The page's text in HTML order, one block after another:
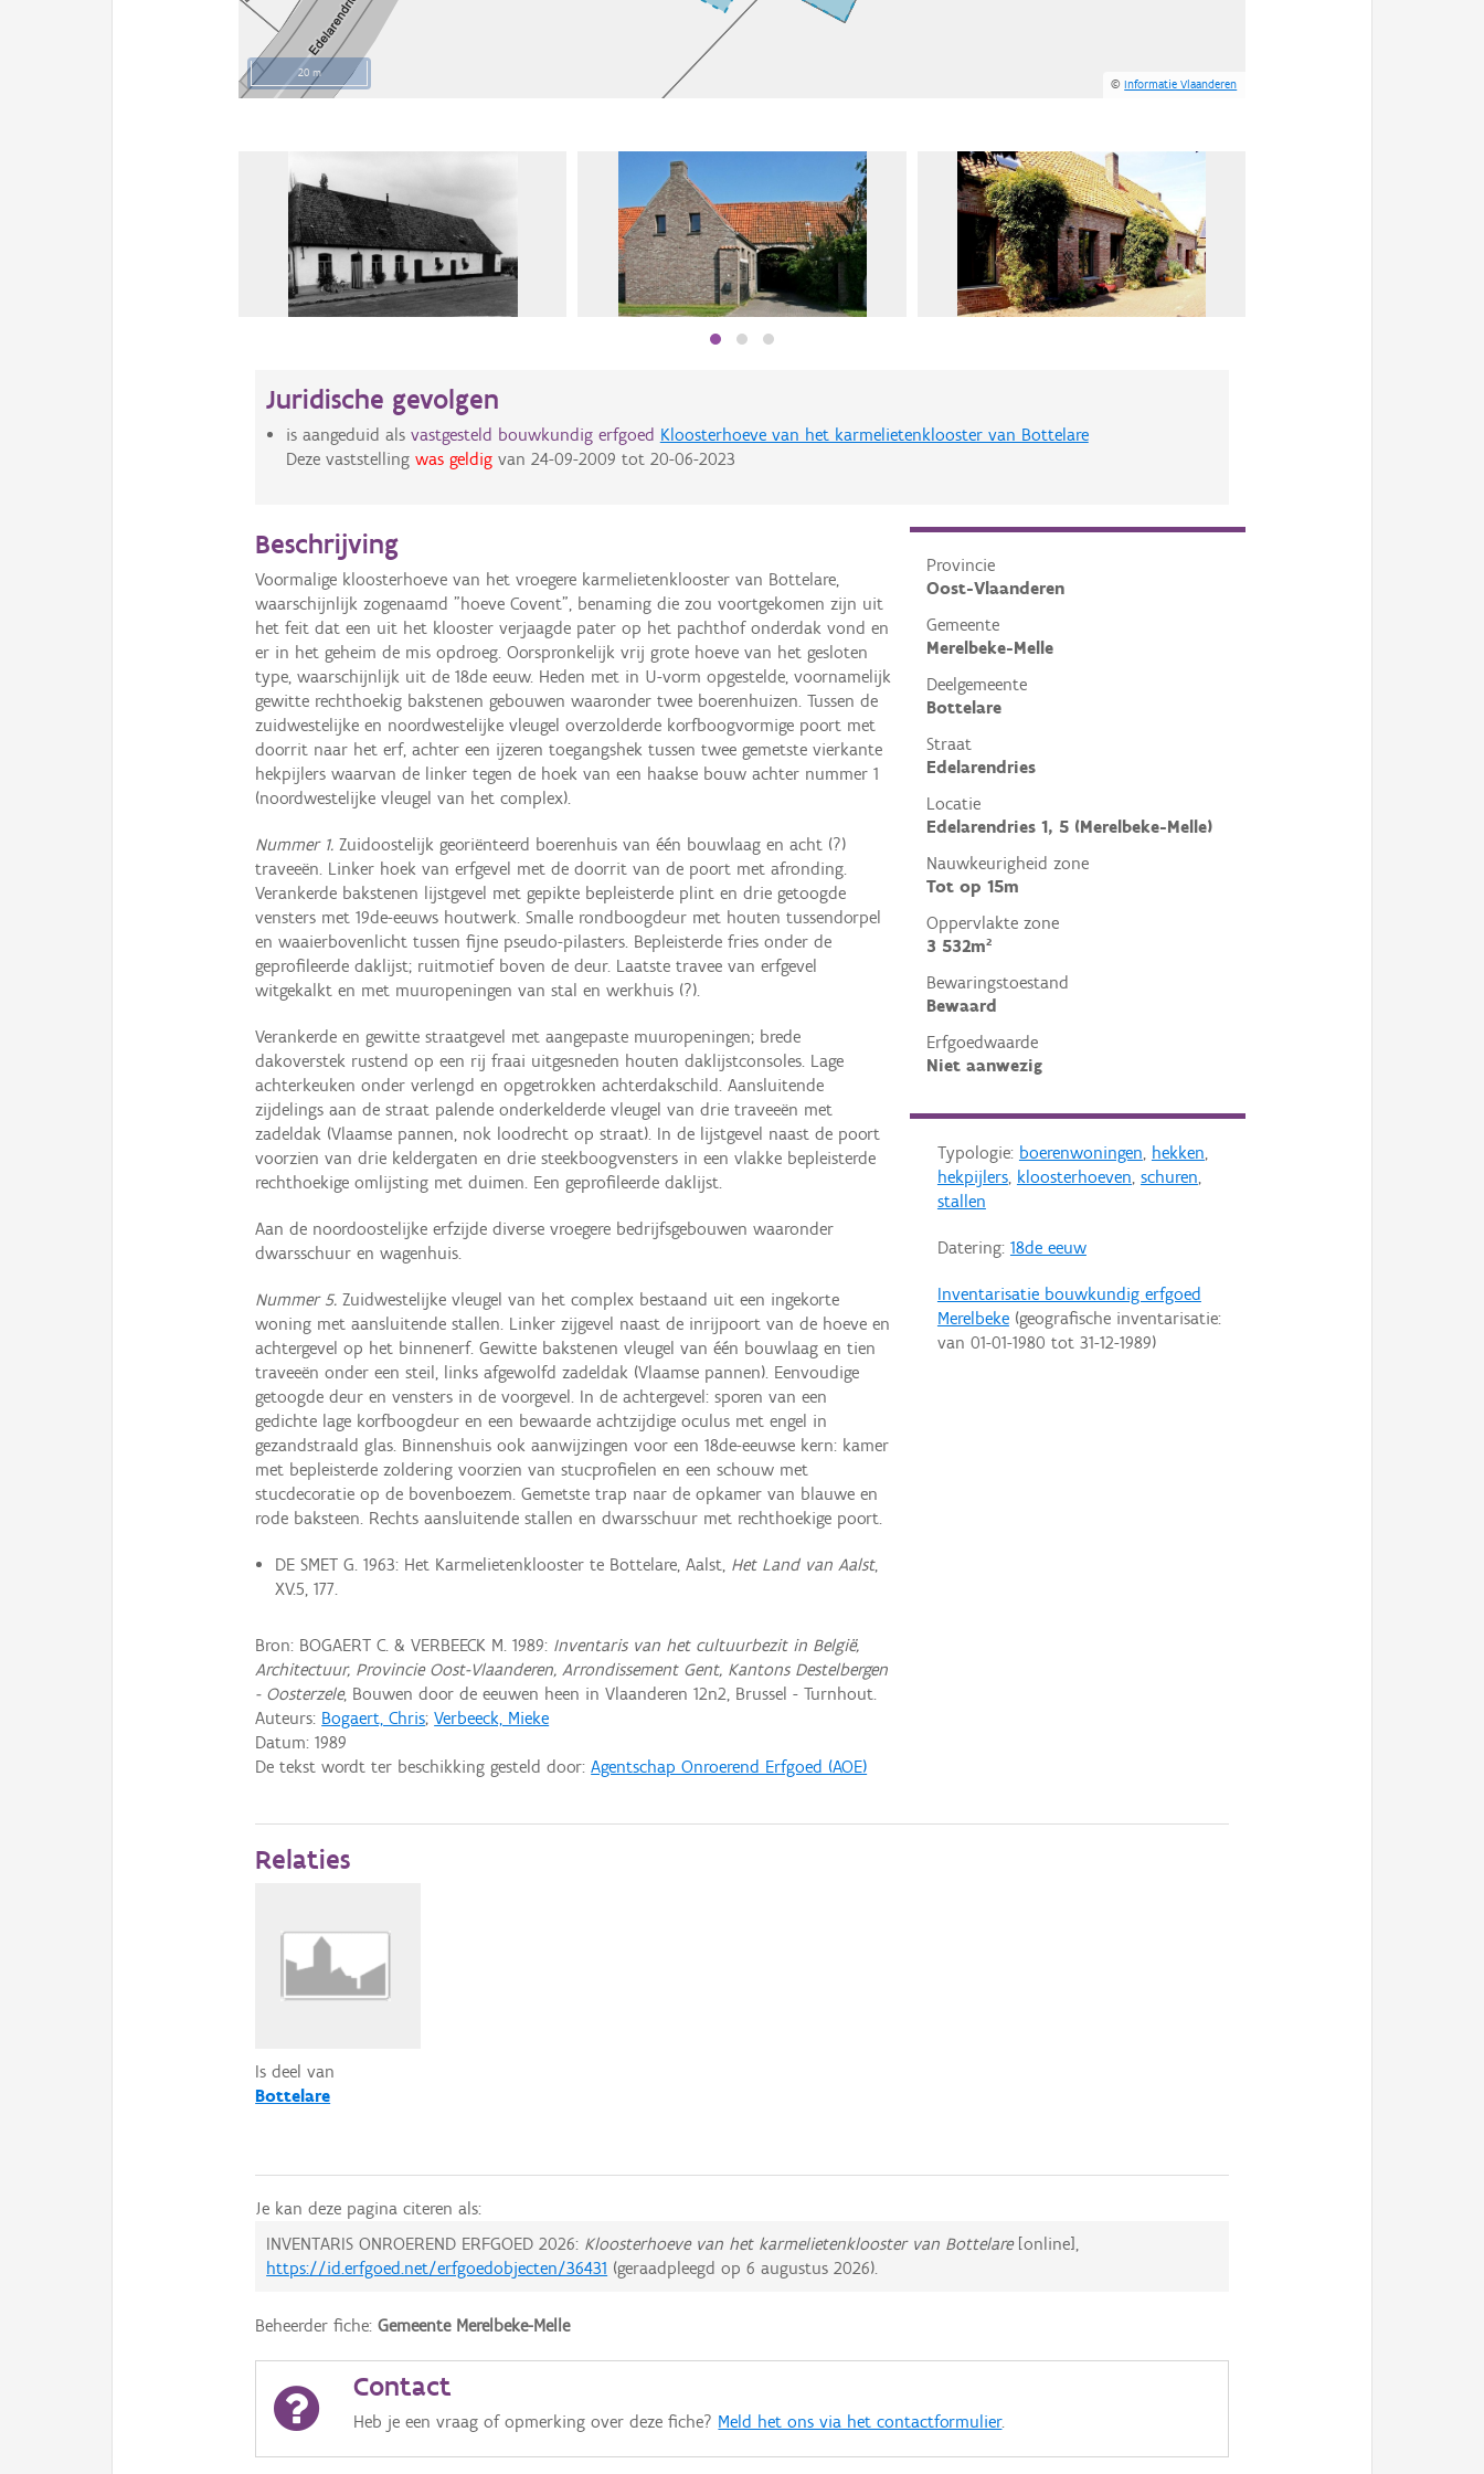
20 m
©Informatie Vlaanderen
Juridische gevolgen
is aangeduid als vastgesteld bouwkundig erfgoed Kloosterhoeve van het karmelietenklooster van Bottelare
Deze vaststelling was geldigvan 24-09-2009 tot 20-06-2023
Provincie
Oost-Vlaanderen
Gemeente
Merelbeke-Melle
Deelgemeente
Bottelare
Straat
Edelarendries
Locatie
Edelarendries 1, 5 (Merelbeke-Melle)
Nauwkeurigheid zone
Tot op 15m
Oppervlakte zone
3 532m²
Bewaringstoestand
Bewaard
Erfgoedwaarde
Niet aanwezig
Typologie: boerenwoningen hekken
hekpijlers, kloosterhoeven schuren
stallen
Datering: 18de eeuw
Inventarisatie bouwkundig erfgoed
Merelbeke(geografische inventarisatie:
van 01-01-1980 tot 31-12-1989)
Beschrijving
Voormalige kloosterhoeve van het vroegere karmelietenklooster van Bottelare,
waarschijnlijk zogenaamd "hoeve Covent", benaming die zou voortgekomen zijn uit
het feit dat een uit het klooster verjaagde pater op het pachthof onderdak vond en
er in het geheim de mis opdroeg. Oorspronkelijk vrij grote hoeve van het gesloten
type, waarschijnlijk uit de 18de eeuw. Heden met in U-vorm opgestelde, voornamelijk
gewitte rechthoekig bakstenen gebouwen waaronder twee boerenhuizen. Tussen de
zuidwestelijke en noordwestelijke vleugel overzolderde korfboogvormige poort met
doorrit naar het erf, achter een ijzeren toegangshek tussen twee gemetste vierkante
hekpijlers waarvan de linker tegen de hoek van een haakse bouw achter nummer 1
(noordwestelijke vleugel van het complex).
Nummer 1. Zuidoostelijk georiënteerd boerenhuis van één bouwlaag en acht (?)
traveeën. Linker hoek van erfgevel met de doorrit van de poort met afronding.
Verankerde bakstenen lijstgevel met gepikte bepleisterde plint en drie getoogde
vensters met 19de-eeuws houtwerk. Smalle rondboogdeur met houten tussendorpel
en waaierbovenlicht tussen fijne pseudo-pilasters. Bepleisterde fries onder de
geprofileerde daklijst; ruitmotief boven de deur. Laatste travee van erfgevel
witgekalkt en met muuropeningen van stal en werkhuis (?).
Verankerde en gewitte straatgevel met aangepaste muuropeningen; brede
dakoverstek rustend op een rij fraai uitgesneden houten daklijstconsoles. Lage
achterkeuken onder verlengd en opgetrokken achterdakschild. Aansluitende
zijdelings aan de straat palende onderkelderde vleugel van drie traveeën met
zadeldak (Vlaamse pannen, nok loodrecht op straat). In de lijstgevel naast de poort
voorzien van drie keldergaten en drie steekboogvensters in een vlakke bepleisterde
rechthoekige omlijsting met duimen. Een geprofileerde daklijst.
Aan de noordoostelijke erfzijde diverse vroegere bedrijfsgebouwen waaronder
dwarsschuur en wagenhuis.
Nummer 5. Zuidwestelijke vleugel van het complex bestaand uit een ingekorte
woning met aansluitende stallen. Linker zijgevel naast de inrijpoort van de hoeve en
achtergevel op het binnenerf. Gewitte bakstenen vleugel van één bouwlaag en tien
traveeën onder een steil, links afgewolfd zadeldak (Vlaamse pannen). Eenvoudige
getoogde deur en vensters in de voorgevel. In de achtergevel: sporen van een
gedichte lage korfboogdeur en een bewaarde achtzijdige oculus met engel in
gezandstraald glas. Binnenshuis ook aanwijzingen voor een 18de-eeuwse kern: kamer
met bepleisterde zoldering voorzien van stucprofielen en een schouw met
stucdecoratie op de bovenboezem. Gemetste trap naar de opkamer van blauwe en
rode baksteen. Rechts aansluitende stallen en dwarsschuur met rechthoekige poort.
DE SMET G. 1963: Het Karmelietenklooster te Bottelare, Aalst, Het Land van Aalst,
XV.5, 177.
Bron: BOGAERT C. & VERBEECK M. 1989: Inventaris van het cultuurbezit in België,
Architectuur, Provincie Oost-Vlaanderen, Arrondissement Gent, Kantons Destelbergen
- Oosterzele, Bouwen door de eeuwen heen in Vlaanderen 12n2, Brussel - Turnhout.
Auteurs: Bogaert, Chris;Verbeeck, Mieke
Datum:1989
De tekst wordt ter beschikking gesteld door:Agentschap Onroerend Erfgoed (AOE)
Relaties
Is deel van
Bottelare
Je kan deze pagina citeren als:
INVENTARIS ONROEREND ERFGOED 2026: Kloosterhoeve van het karmelietenklooster van Bottelare[online],
https://id.erfgoed.net/erfgoedobjecten/36431 (geraadpleegd op6 augustus 2026).
Beheerder fiche:Gemeente Merelbeke-Melle
Contact
Heb je een vraag of opmerking over deze fiche? Meld het ons via het contactformulier.